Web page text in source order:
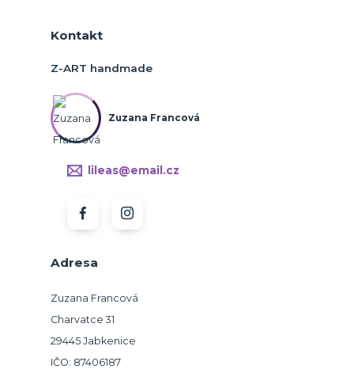
Adresa
Zuzana Francová
Charvatce 31
29445 Jabkenice
IČO: 87406187
Kontakt
Z-ART handmade
Zuzana Francová
lileas@email.cz